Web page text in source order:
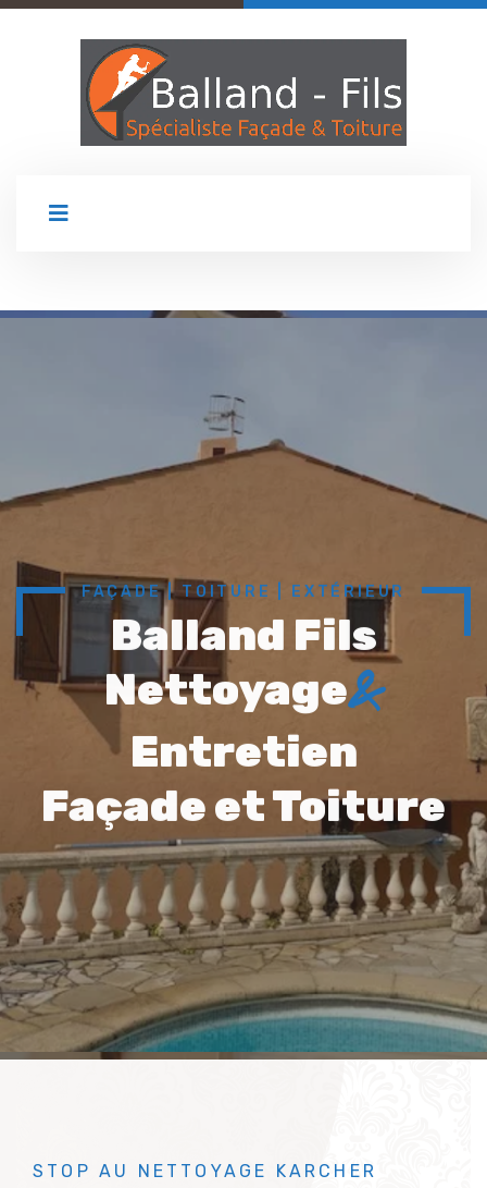
FAÇADE | TOITURE | EXTÉRIEUR
Balland Fils
Nettoyage&
Entretien
Façade et Toiture
STOP AU NETTOYAGE KARCHER